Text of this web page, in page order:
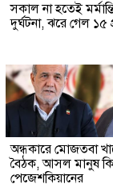
সকাল না হতেই
দুর্ঘটনা, ঝরে গেল ১৫
অন্ধকারে মোজতবা
বৈঠক, আসল মানুষ
পেজেশকিয়ানের